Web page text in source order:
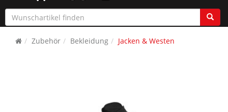
Zubehör Bekleidung Jacken & Westen